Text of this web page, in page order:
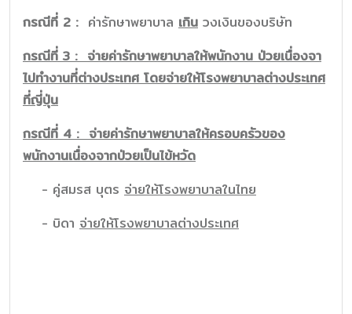
กรณีที่ 2 : ค่ารักษาพยาบาล เกิน วงเงินของบริษัท
กรณีที่ 3 : จ่ายค่ารักษาพยาบาลให้พนักงาน ป่วยเนื่องจา
ไปทำงานที่ต่างประเทศ โดยจ่ายให้โรงพยาบาลต่างประเทศ
ที่ญี่ปุ่น
กรณีที่ 4 : จ่ายค่ารักษาพยาบาลให้ครอบครัวของ
พนักงานเนื่องจากป่วยเป็นไข้หวัด
- คู่สมรส บุตร จ่ายให้โรงพยาบาลในไทย
- บิดา จ่ายให้โรงพยาบาลต่างประเทศ